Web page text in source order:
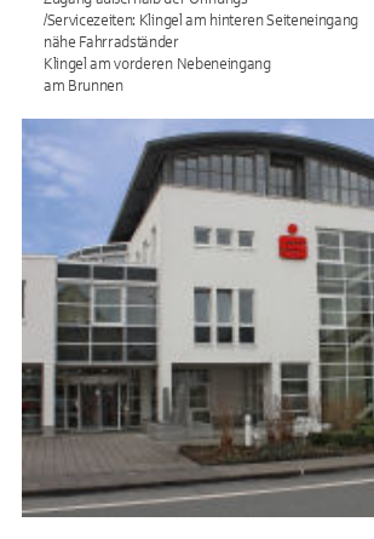
/Servicezeiten: Klingel am hinteren Seiteneingang
nähe Fahrradständer
Klingel am vorderen Nebeneingang
am Brunnen